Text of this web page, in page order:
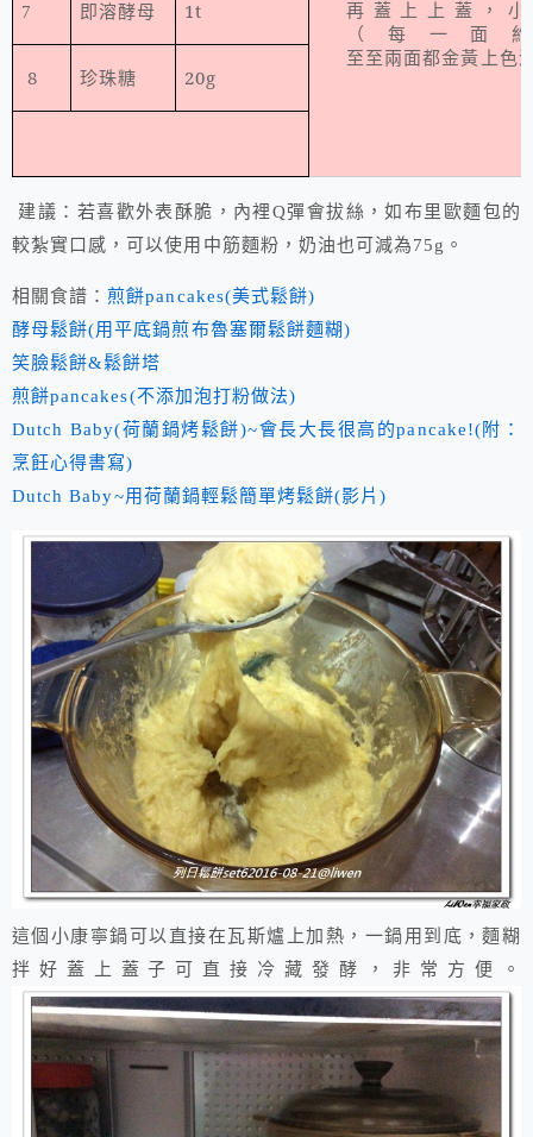
再蓋上上蓋，
（每一面
至至兩面都金黃上色
7 即溶酵母 1t
8 珍珠糖 20g
建議：若喜歡外表酥脆，內裡Q彈會拔絲，如布里歐麵包的
較紮實口感，可以使用中筋麵粉，奶油也可減為75g。
相關食譜：煎餅pancakes(美式鬆餅)
酵母鬆餅(用平底鍋煎布魯塞爾鬆餅麵糊)
笑臉鬆餅&鬆餅塔
煎餅pancakes(不添加泡打粉做法)
Dutch Baby(荷蘭鍋烤鬆餅)~會長大長很高的pancake!(附：
烹飪心得書寫)
Dutch Baby~用荷蘭鍋輕鬆簡單烤鬆餅(影片)
這個小康寧鍋可以直接在瓦斯爐上加熱，一鍋用到底，麵糊
拌好蓋上蓋子可直接冷藏發酵，非常方便。